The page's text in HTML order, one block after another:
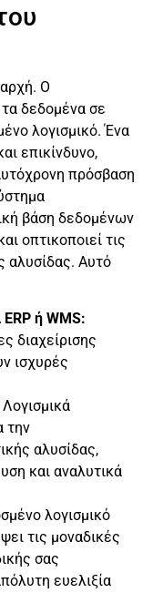
Ο
δεδομένα σε
λογισμικό. Ένα
επικίνδυνο,
πρόσβαση
βάση δεδομένων
οπτικοποιεί τις
αλυσίδας. Αυτό
ή WMS:
διαχείρισης
ισχυρές
Λογισμικά
την
αλυσίδας,
και αναλυτικά
λογισμικό
τις μοναδικές
σας
ευελιξία